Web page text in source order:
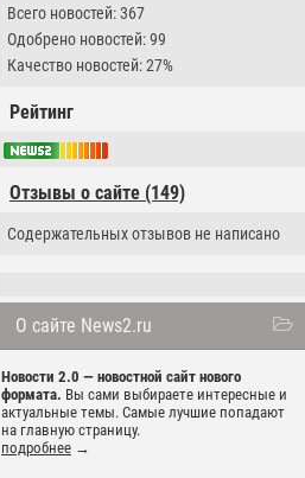
Всего новостей: 367
Одобрено новостей: 99
Качество новостей: 27%
Рейтинг
Отзывы о сайте (149)
Содержательных отзывов не написано
О сайте News2.ru
Новости 2.0 — новостной сайт нового
формата. Вы сами выбираете интересные и
актуальные темы. Самые лучшие попадают
на главную страницу.
подробнее →